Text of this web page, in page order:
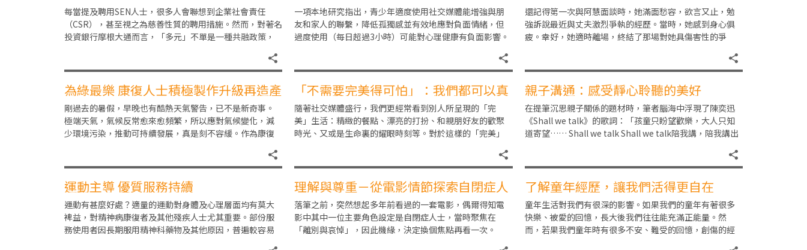
力
每當提及聘用SEN人士，很多人會聯想到企業社會責任
（CSR），甚至視之為慈善性質的聘用措施。然而，對著名
投資銀行摩根大通而言，「多元」不單是一種共融政策，
一項本地研究指出，青少年適度使用社交媒體能增強與朋
友和家人的聯繫，降低孤獨感並有效地應對負面情緒，但
過度使用（每日超過3小時）可能對心理健康有負面影響。
還記得第一次與阿慧面談時，她滿面愁容，欲言又止，勉
強訴說最近與丈夫激烈爭執的經歷。當時，她感到身心俱
疲。幸好，她適時離場，終結了那場對她具傷害性的爭
為綠最樂 康復人士積極製作升級再造產
品
剛過去的暑假，早晚也有酷熱天氣警告，已不是新奇事。
極端天氣，氣候反常愈來愈頻繁，所以應對氣候變化，減
少環境污染，推動可持續發展，真是刻不容緩。作為康復
「不需要完美得可怕」：我們都可以真
實而美麗
隨著社交媒體盛行，我們更經常看到別人所呈現的「完
美」生活：精緻的餐點、漂亮的打扮、和親朋好友的歡聚
時光、又或是生命裏的耀眼時刻等。對於這樣的「完美」
親子溝通：感受靜心聆聽的美好
在提筆沉思親子關係的題材時，筆者腦海中浮現了陳奕迅
《Shall we talk》的歌詞：「孩童只盼望歡樂，大人只知
道寄望…… Shall we talk Shall we talk陪我講，陪我講出
運動主導 優質服務持續
運動有甚麼好處？適量的運動對身體及心理層面均有莫大
裨益，對精神病康復者及其他殘疾人士尤其重要。部份服
務使用者因長期服用精神科藥物及其他原因，普遍較容易
理解與尊重－從電影情節探索自閉症人
士之思考模式
落筆之前，突然想起多年前看過的一套電影，偶爾得知電
影中其中一位主要角色設定是自閉症人士，當時聚焦在
「離別與哀悼」，因此機緣，決定換個焦點再看一次。
了解童年經歷，讓我們活得更自在
童年生活對我們有很深的影響。如果我們的童年有著很多
快樂、被愛的回憶，長大後我們往往能充滿正能量。然
而，若果我們童年時有很多不安、難受的回憶，創傷的經